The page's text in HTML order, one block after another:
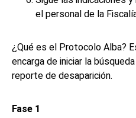
el personal de la
¿Qué es el Protocolo Alba?
encarga de iniciar la
reporte de desaparición.
Fase 1